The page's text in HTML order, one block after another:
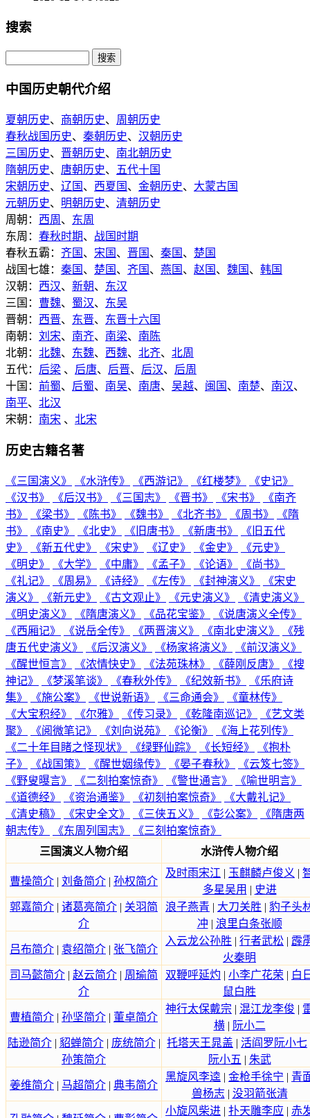
搜索
中国历史朝代介绍
夏朝历史、 商朝历史、 周朝历史
春秋战国历史、 秦朝历史、 汉朝历史
三国历史、 晋朝历史、 南北朝历史
隋朝历史、 唐朝历史、
五代十国
宋朝历史、 辽国 、 西夏国 、 金朝历史、 大蒙古国
元朝历史、 明朝历史、 清朝历史
周朝： 西周 、 东周
东周： 春秋时期、 战国时期
春秋五霸： 齐国 、 宋国 、 晋国 、 秦国 、 楚国
战国七雄： 秦国 、 楚国 、 齐国 、 燕国 、 赵国 、 魏国 、 韩国
汉朝： 西汉、 新朝、 东汉
三国： 曹魏、 蜀汉、 东吴
晋朝： 西晋、 东晋、 东晋十六国
南朝： 刘宋、 南齐、 南梁、 南陈
北朝： 北魏、 东魏、 西魏、 北齐、 北周
五代： 后梁 、 后唐、 后晋、 后汉、 后周
十国： 前蜀、 后蜀、 南吴、 南唐、 吴越、 闽国 、 南楚、 南汉、
南平、 北汉
宋朝： 南宋 、 北宋
历史古籍名著
《三国演义》 《水浒传》 《西游记》 《红楼梦》
《史记》
《汉书》
《后汉书》 《三国志》 《晋书》 《宋书》
《南齐
书》
《梁书》 《陈书》 《魏书》 《北齐书》 《周书》
《隋
书》
《南史》 《北史》 《旧唐书》 《新唐书》
《旧五代
史》
《新五代史》 《宋史》 《辽史》 《金史》
《元史》
《明史》
《大学》 《中庸》 《孟子》 《论语》
《尚书》
《礼记》
《周易》 《诗经》 《左传》 《封神演义》
《宋史
演义》
《新元史》 《古文观止》 《元史演义》
《清史演义》
《明史演义》
《隋唐演义》 《品花宝鉴》
《说唐演义全传》
《西厢记》
《说岳全传》 《两晋演义》 《南北史演义》
《残
唐五代史演义》
《后汉演义》 《杨家将演义》
《前汉演义》
《醒世恒言》
《浓情快史》 《法苑珠林》 《薛刚反唐》
《搜
神记》
《梦溪笔谈》 《春秋外传》 《纪效新书》
《乐府诗
集》
《施公案》 《世说新语》 《三命通会》
《童林传》
《大宝积经》
《尔雅》 《传习录》 《乾隆南巡记》
《艺文类
聚》
《阅微笔记》 《刘向说苑》 《论衡》
《海上花列传》
《二十年目睹之怪现状》
《绿野仙踪》 《长短经》
《抱朴
子》
《战国策》 《醒世姻缘传》 《晏子春秋》
《云笈七签》
《野叟曝言》
《二刻拍案惊奇》 《警世通言》
《喻世明言》
《道德经》
《资治通鉴》 《初刻拍案惊奇》
《大戴礼记》
《清史稿》
《宋史全文》 《三侠五义》 《彭公案》
《隋唐两
朝志传》
《东周列国志》
《三刻拍案惊奇》
三国演义人物介绍
水浒传人物介绍
曹操简介 | 刘备简介 | 孙权简介
及时雨宋江 | 玉麒麟卢俊义 |
多星吴用 | 史进
郭嘉简介 | 诸葛亮简介 | 关羽简
介
浪子燕青 | 大刀关胜 | 豹子头
冲 | 浪里白条张顺
吕布简介 | 袁绍简介 | 张飞简介
入云龙公孙胜 | 行者武松 | 霹
火秦明
司马懿简介 | 赵云简介 | 周瑜简
介
双鞭呼延灼 | 小李广花荣 | 白
鼠白胜
曹植简介 | 孙坚简介 | 董卓简介
神行太保戴宗 | 混江龙李俊 |
横| 阮小二
陆逊简介| 貂蝉简介| 庞统简介|
孙策简介
托塔天王晁盖 | 活阎罗阮小七
阮小五 | 朱武
姜维简介 | 马超简介 | 典韦简介
黑旋风李逵 | 金枪手徐宁 | 青
兽杨志| 没羽箭张清
小旋风柴进 | 扑天雕李应 | 赤